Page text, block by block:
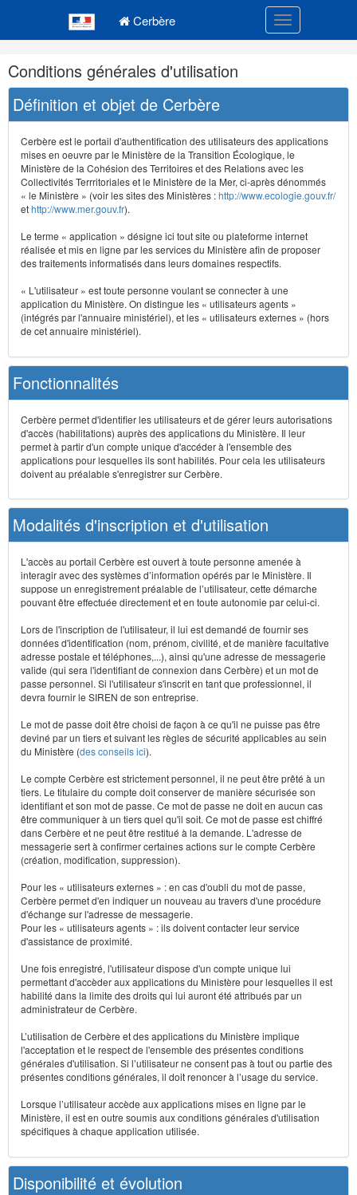
Cerbère Toggle
Navigation
et
outils
annexes
Conditions générales d'utilisation
Définition et objet de Cerbère
Cerbère est le portail d'authentification des utilisateurs des applications
mises en oeuvre par le Ministère de la Transition Écologique, le
Ministère de la Cohésion des Territoires et des Relations avec les
Collectivités Terrritoriales et le Ministère de la Mer, ci-après dénommés
« le Ministère » (voir les sites des Ministères :http://www.ecologie.gouv.fr/
ethttp://www.mer.gouv.fr).
Le terme « application » désigne ici tout site ou plateforme internet
réalisée et mis en ligne par les services du Ministère afin de proposer
des traitements informatisés dans leurs domaines respectifs.
« L'utilisateur » est toute personne voulant se connecter à une
application du Ministère. On distingue les « utilisateurs agents »
(intégrés par l'annuaire ministériel), et les « utilisateurs externes » (hors
de cet annuaire ministériel).
Fonctionnalités
Cerbère permet d'identifier les utilisateurs et de gérer leurs autorisations
d'accès (habilitations) auprès des applications du Ministère. Il leur
permet à partir d'un compte unique d'accéder à l'ensemble des
applications pour lesquelles ils sont habilités. Pour cela les utilisateurs
doivent au préalable s'enregistrer sur Cerbère.
Modalités d'inscription et d'utilisation
L'accès au portail Cerbère est ouvert à toute personne amenée à
interagir avec des systèmes d’information opérés par le Ministère. Il
suppose un enregistrement préalable de l’utilisateur, cette démarche
pouvant être effectuée directement et en toute autonomie par celui-ci.
Lors de l'inscription de l'utilisateur, il lui est demandé de fournir ses
données d'identification (nom, prénom, civilité, et de manière facultative
adresse postale et téléphones,...), ainsi qu'une adresse de messagerie
valide (qui sera l'identifiant de connexion dans Cerbère) et un mot de
passe personnel. Si l'utilisateur s'inscrit en tant que professionnel, il
devra fournir le SIREN de son entreprise.
Le mot de passe doit être choisi de façon à ce qu'il ne puisse pas être
deviné par un tiers et suivant les règles de sécurité applicables au sein
du Ministère (des conseils ici).
Le compte Cerbère est strictement personnel, il ne peut être prêté à un
tiers. Le titulaire du compte doit conserver de manière sécurisée son
identifiant et son mot de passe. Ce mot de passe ne doit en aucun cas
être communiquer à un tiers quel qu'il soit. Ce mot de passe est chiffré
dans Cerbère et ne peut être restitué à la demande. L'adresse de
messagerie sert à confirmer certaines actions sur le compte Cerbère
(création, modification, suppression).
Pour les « utilisateurs externes » : en cas d'oubli du mot de passe,
Cerbère permet d'en indiquer un nouveau au travers d'une procédure
d'échange sur l'adresse de messagerie.
Pour les « utilisateurs agents » : ils doivent contacter leur service
d'assistance de proximité.
Une fois enregistré, l'utilisateur dispose d'un compte unique lui
permettant d'accèder aux applications du Ministère pour lesquelles il est
habilité dans la limite des droits qui lui auront été attribués par un
administrateur de Cerbère.
L’utilisation de Cerbère et des applications du Ministère implique
l'acceptation et le respect de l'ensemble des présentes conditions
générales d'utilisation. Si l’utilisateur ne consent pas à tout ou partie des
présentes conditions générales, il doit renoncer à l’usage du service.
Lorsque l’utilisateur accède aux applications mises en ligne par le
Ministère, il est en outre soumis aux conditions générales d'utilisation
spécifiques à chaque application utilisée.
Disponibilité et évolution